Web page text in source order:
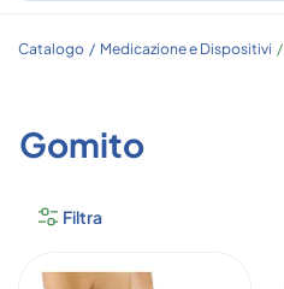
Catalogo / Medicazione e Dispositivi /
Gomito
Filtra